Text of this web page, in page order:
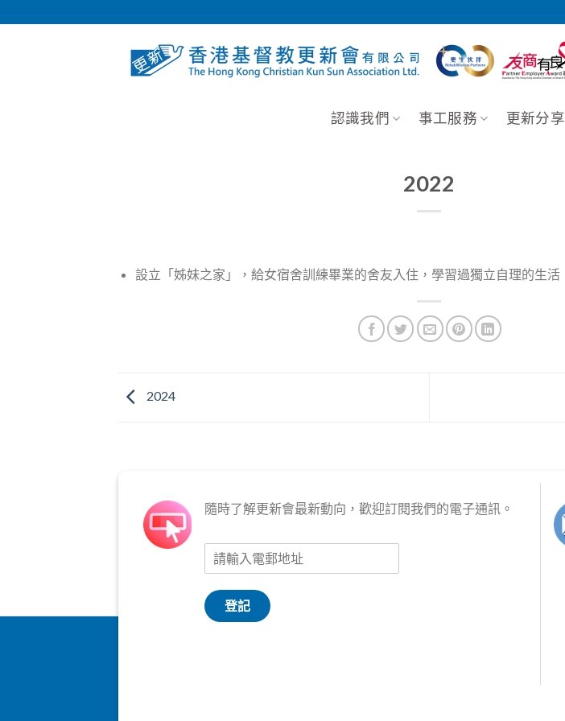
認識我們 事工服務 更新分享
2022
設立「姊妹之家」，給女宿舍訓練畢業的舍友入住，學習過獨立自理的生活
2024
隨時了解更新會最新動向，歡迎訂閱我們的電子通訊。
登記